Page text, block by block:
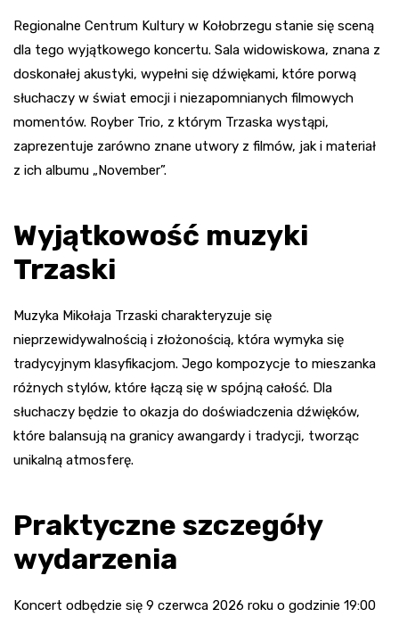
Regionalne Centrum Kultury w Kołobrzegu stanie się sceną
dla tego wyjątkowego koncertu. Sala widowiskowa, znana z
doskonałej akustyki, wypełni się dźwiękami, które porwą
słuchaczy w świat emocji i niezapomnianych filmowych
momentów. Royber Trio, z którym Trzaska wystąpi,
zaprezentuje zarówno znane utwory z filmów, jak i materiał
z ich albumu „November”.
Wyjątkowość muzyki
Trzaski
Muzyka Mikołaja Trzaski charakteryzuje się
nieprzewidywalnością i złożonością, która wymyka się
tradycyjnym klasyfikacjom. Jego kompozycje to mieszanka
różnych stylów, które łączą się w spójną całość. Dla
słuchaczy będzie to okazja do doświadczenia dźwięków,
które balansują na granicy awangardy i tradycji, tworząc
unikalną atmosferę.
Praktyczne szczegóły
wydarzenia
Koncert odbędzie się 9 czerwca 2026 roku o godzinie 19:00